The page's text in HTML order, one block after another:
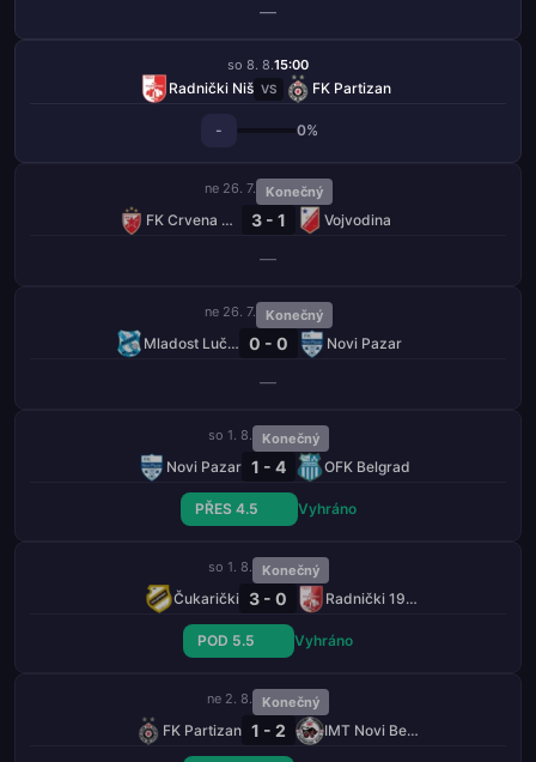
—
so 8. 8.15:00
Radnički Niš VS FK Partizan
- 0%
ne 26. 7. Konečný
FK Crvena Zvezda 3 - 1 Vojvodina
—
ne 26. 7. Konečný
Mladost Lučani 0 - 0 Novi Pazar
—
so 1. 8. Konečný
Novi Pazar 1 - 4 OFK Belgrad
PŘES 4.5 Vyhráno
so 1. 8. Konečný
Čukarički 3 - 0 Radnički 1923
POD 5.5 Vyhráno
ne 2. 8. Konečný
FK Partizan 1 - 2 IMT Novi Beograd